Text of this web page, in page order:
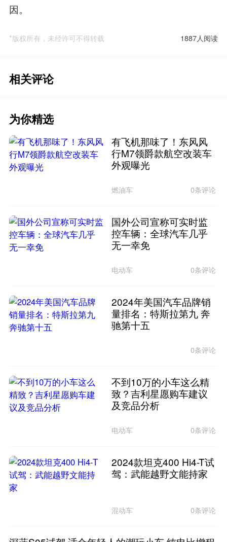
因。
*版权所有，未经许可不得转载 1887人阅读
相关评论
为你精选
有飞机那味了！东风风
行M7领爵款航空改装车
外观曝光
燃油车 0条评论
国外公司宣称可实时监
控车辆：全球汽车几乎
无一幸免
电动车 0条评论
2024年美国汽车品牌销
量排名：特斯拉第九 奔
驰第十五
0条评论
不到10万的小车这么精
致？吉利星愿购车建议
及竞品分析
电动车 0条评论
2024款坦克400 Hi4-T试
驾：武能越野文能持家
混动车 0条评论